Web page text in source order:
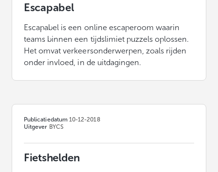
Escapabel
Escapabel is een online escaperoom waarin
teams binnen een tijdslimiet puzzels oplossen.
Het omvat verkeersonderwerpen, zoals rijden
onder invloed, in de uitdagingen.
Publicatiedatum 10-12-2018
Uitgever BYCS
Fietshelden